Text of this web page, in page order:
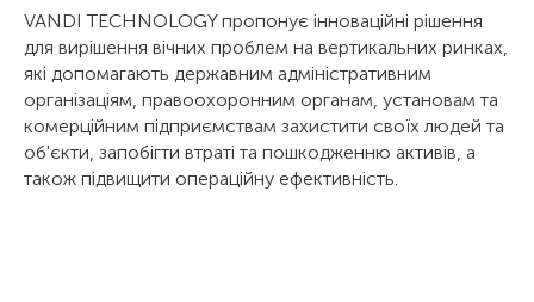
VANDI TECHNOLOGY пропонує інноваційні рішення
для вирішення вічних проблем на вертикальних ринках,
які допомагають державним адміністративним
організаціям, правоохоронним органам, установам та
комерційним підприємствам захистити своїх людей та
об'єкти, запобігти втраті та пошкодженню активів, а
також підвищити операційну ефективність.